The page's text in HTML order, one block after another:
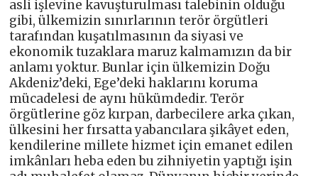
asli işlevine kavuşturulması talebinin olduğu
gibi, ülkemizin sınırlarının terör örgütleri
tarafından kuşatılmasının da siyasi ve
ekonomik tuzaklara maruz kalmamızın da bir
anlamı yoktur. Bunlar için ülkemizin Doğu
Akdeniz’deki, Ege’deki haklarını koruma
mücadelesi de aynı hükümdedir. Terör
örgütlerine göz kırpan, darbecilere arka çıkan,
ülkesini her fırsatta yabancılara şikâyet eden,
kendilerine millete hizmet için emanet edilen
imkânları heba eden bu zihniyetin yaptığı işin